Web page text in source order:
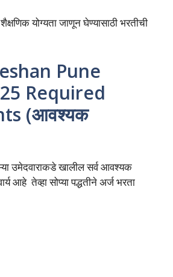
योग्यता जाणून घेण्यासाठी भरतीची
Pune
Required
(आवश्यक
उमेदवाराकडे खालील सर्व आवश्यक
आहे तेव्हा सोप्या पद्धतीने अर्ज भरता